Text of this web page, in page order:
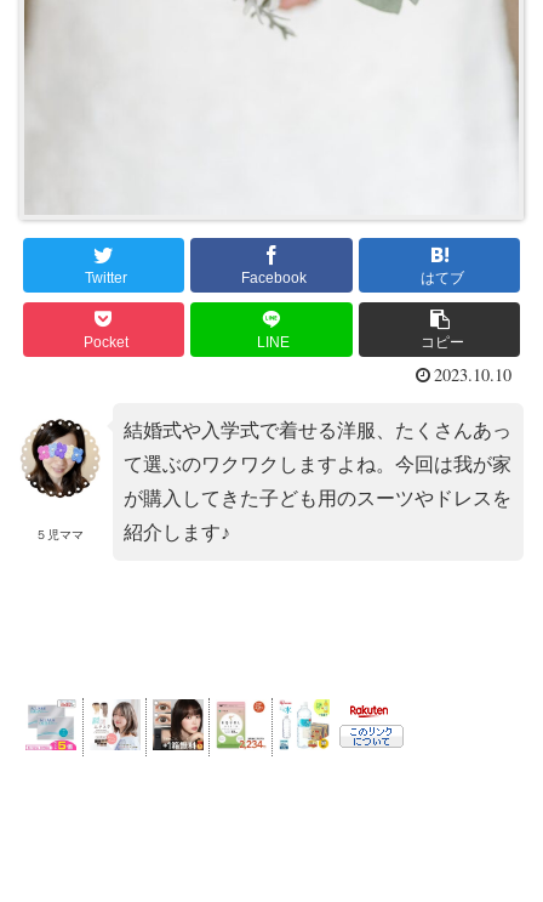
Twitter Facebook はてブ
Pocket LINE コピー
2023.10.10
５児ママ
結婚式や入学式で着せる洋服、たくさんあっ
て選ぶのワクワクしますよね。今回は我が家
が購入してきた子ども用のスーツやドレスを
紹介します♪